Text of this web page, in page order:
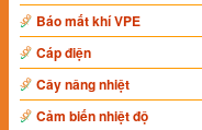
Báo mất khí VPE
Cáp điện
Cây nâng nhiệt
Cảm biến nhiệt độ